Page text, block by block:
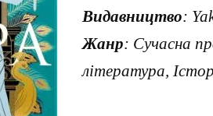
Видавництво:
Жанр: Сучасна
література,